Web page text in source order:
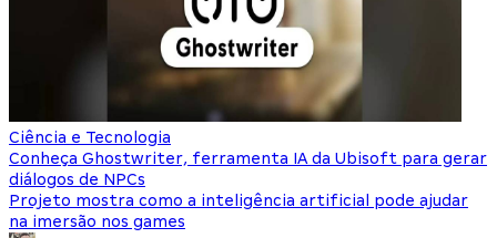
Ciência e Tecnologia
Conheça Ghostwriter, ferramenta IA da Ubisoft para gerar
diálogos de NPCs
Projeto mostra como a inteligência artificial pode ajudar
na imersão nos games